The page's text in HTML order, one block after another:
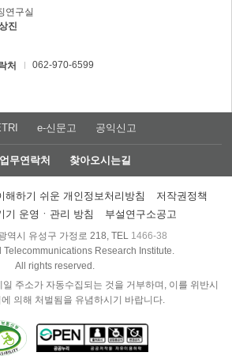
연구실
진
처 062-970-6599
e-신문고 공익신고
무연락처 찾아오시는길
해하기 쉬운 개인정보처리방침
저작권정책
기 운영ㆍ관리 방침
부설연구소공고
역시 유성구 가정로 218, TEL 1466-38
Telecommunications Research Institute.
All rights reserved.
주소가 자동수집되는 것을 거부하며, 이를 위반시
의해 처벌됨을 유념하시기 바랍니다.